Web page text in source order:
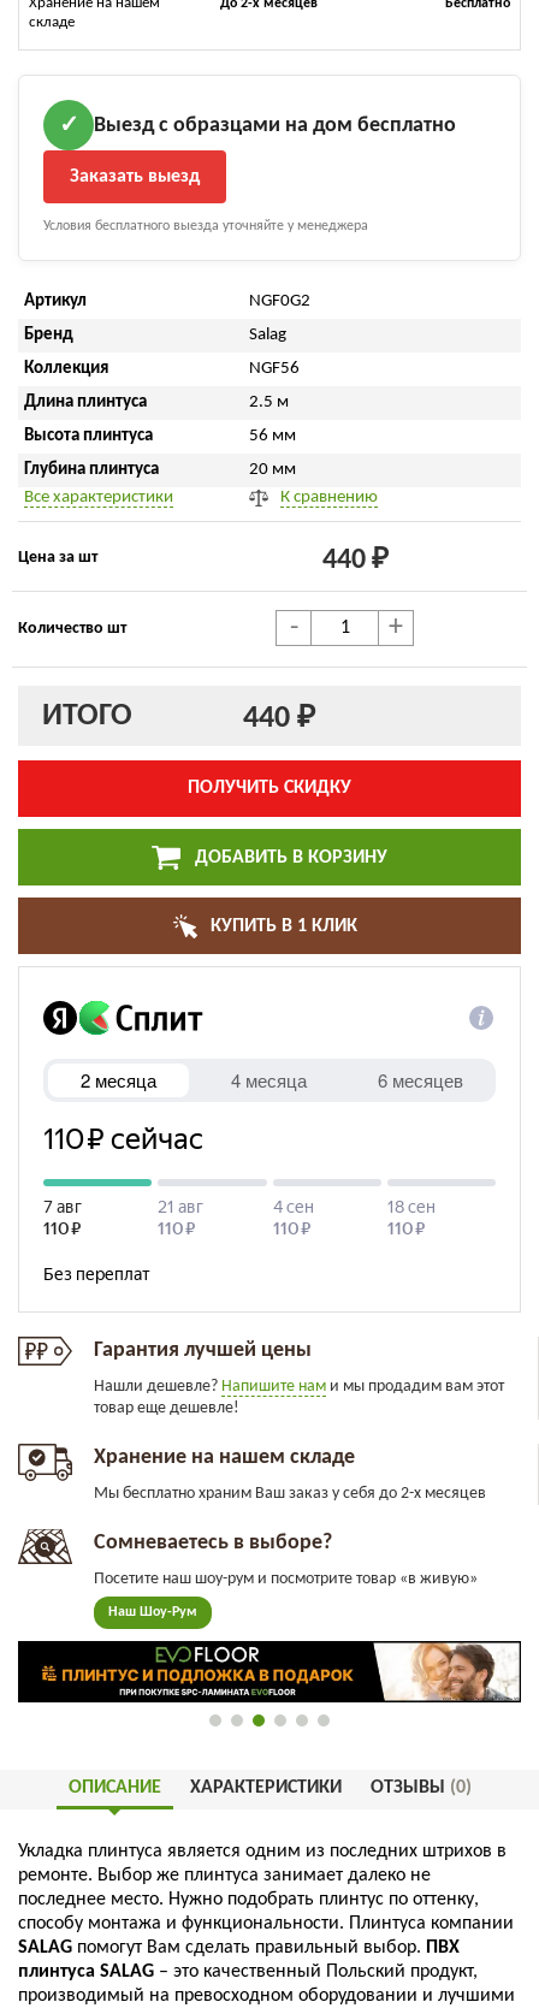
Хранение на нашем
складе
До 2-х месяцев Бесплатно
✓ Выезд с образцами на дом бесплатно
Заказать выезд
Условия бесплатного выезда уточняйте у менеджера
Артикул
NGF0G2
Бренд
Salag
Коллекция
NGF56
Длина плинтуса
2.5 м
Высота плинтуса
56 мм
Глубина плинтуса
20 мм
Все характеристики
К сравнению
Цена за шт 440 ₽
Количество шт - +
ИТОГО 440 ₽
ПОЛУЧИТЬ СКИДКУ
ДОБАВИТЬ В КОРЗИНУ
КУПИТЬ В 1 КЛИК
Гарантия лучшей цены
Нашли дешевле? Напишите нам и мы продадим вам этот
товар еще дешевле!
Хранение на нашем складе
Мы бесплатно храним Ваш заказ у себя до 2-х месяцев
Сомневаетесь в выборе?
Посетите наш шоу-рум и посмотрите товар «в живую»
Наш Шоу-Рум
ОПИСАНИЕ ХАРАКТЕРИСТИКИ ОТЗЫВЫ (0)
Укладка плинтуса является одним из последних штрихов в
ремонте. Выбор же плинтуса занимает далеко не
последнее место. Нужно подобрать плинтус по оттенку,
способу монтажа и функциональности. Плинтуса компании
SALAG помогут Вам сделать правильный выбор. ПВХ
плинтуса SALAG – это качественный Польский продукт,
производимый на превосходном оборудовании и лучшими